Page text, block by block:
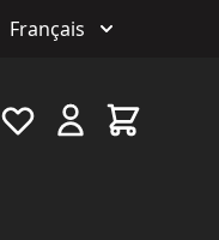
Français
Favourite Cart